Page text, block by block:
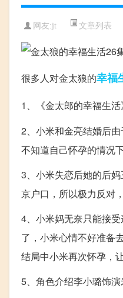
网友:jt 文章列表
很多人对金太狼的幸福
1、《金太郎的幸福生活
2、小米和金亮结婚后
不知道自己怀孕的情况
3、小米失恋后她的后
京户口，所以极力反对
4、小米妈无奈只能接
了，小米心情不好准备
结局中小米再次怀孕，
5、角色介绍李小璐饰演